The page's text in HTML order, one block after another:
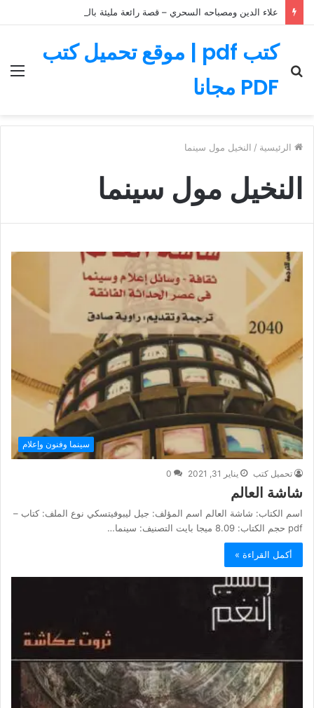
علاء الدين ومصباحه السحري – قصة رائعة مليئة بالمغامرات
كتب pdf | موقع تحميل كتب
PDF مجاناعن
الرئيسية / النخيل مول سينما
النخيل مول سينما
سينما وفنون وإعلام
تحميل كتب يناير 31, 2021 0
شاشة العالم
اسم الكتاب: شاشة العالم اسم المؤلف: جيل ليبوفيتسكي نوع الملف: كتاب –
pdf حجم الكتاب: 8.09 ميجا بايت التصنيف: سينما…
أكمل القراءة »